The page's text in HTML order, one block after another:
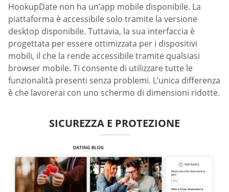
HookupDate non ha un’app mobile disponibile. La
piattaforma è accessibile solo tramite la versione
desktop disponibile. Tuttavia, la sua interfaccia è
progettata per essere ottimizzata per i dispositivi
mobili, il che la rende accessibile tramite qualsiasi
browser mobile. Ti consente di utilizzare tutte le
funzionalità presenti senza problemi. L’unica differenza
è che lavorerai con uno schermo di dimensioni ridotte.
SICUREZZA E PROTEZIONE